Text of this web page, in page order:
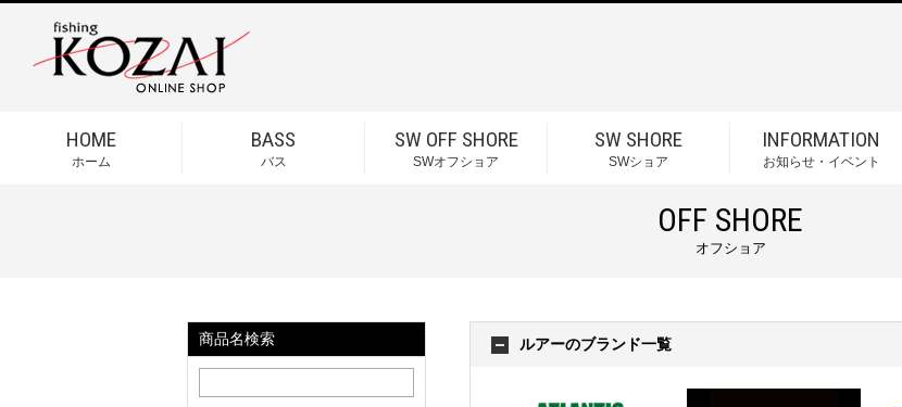
HOME
ホーム
BASS
バス
SW OFF SHORE
SWオフショア
SW SHORE
SWショア
INFORMATION
お知らせ・イベント
OFF SHORE
オフショア
商品名検索 ルアーのブランド一覧